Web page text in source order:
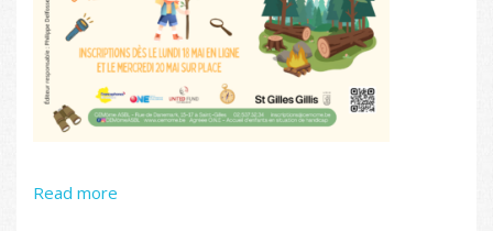
Read more